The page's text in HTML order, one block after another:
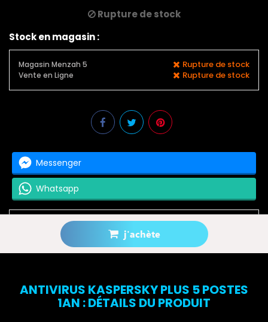
j'achète
Rupture de stock
Stock en magasin :
Magasin Menzah 5 Rupture de stock
Vente en Ligne Rupture de stock
Messenger
Whatsapp
Prévenez-moi lorsque le produit est disponible
ANTIVIRUS KASPERSKY PLUS 5 POSTES
1AN : DÉTAILS DU PRODUIT